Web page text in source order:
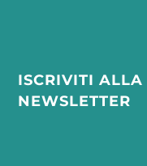
ISCRIVITI ALLA
NEWSLETTER